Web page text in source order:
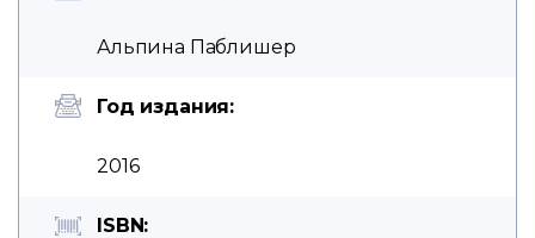
Альпина Паблишер
Год издания:
2016
ISBN: